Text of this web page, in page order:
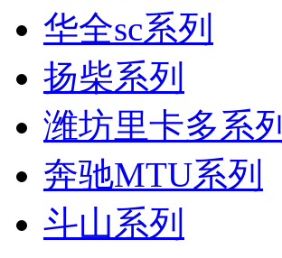
华全sc系列
扬柴系列
潍坊里卡多系列
奔驰MTU系列
斗山系列